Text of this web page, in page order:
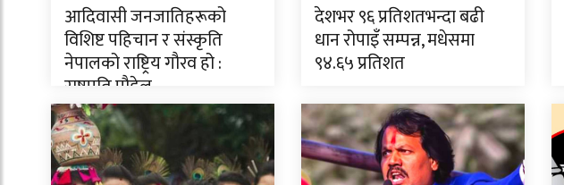
आदिवासी जनजातिहरूको
विशिष्ट पहिचान र संस्कृति
नेपालको राष्ट्रिय गौरव हो :
राष्ट्रपति पौडेल
देशभर ९६ प्रतिशतभन्दा बढी
धान रोपाइँ सम्पन्न, मधेसमा
९४.६५ प्रतिशत